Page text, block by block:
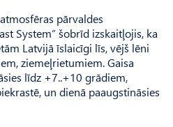
pārvaldes
System” šobrīd izskaitļojis, ka
Latvijā īslaicīgi līs, vējš lēni
ziemeļrietumiem. Gaisa
līdz +7..+10 grādiem,
un dienā paaugstināsies